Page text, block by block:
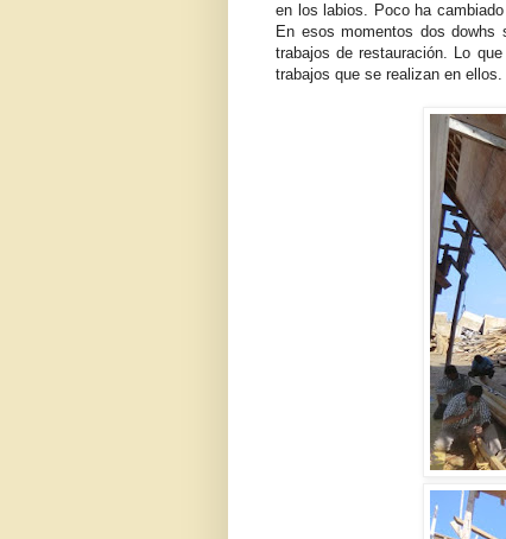
en los labios. Poco ha
En esos momentos dos dowhs
trabajos de restauración. Lo
trabajos que se realizan en ellos.